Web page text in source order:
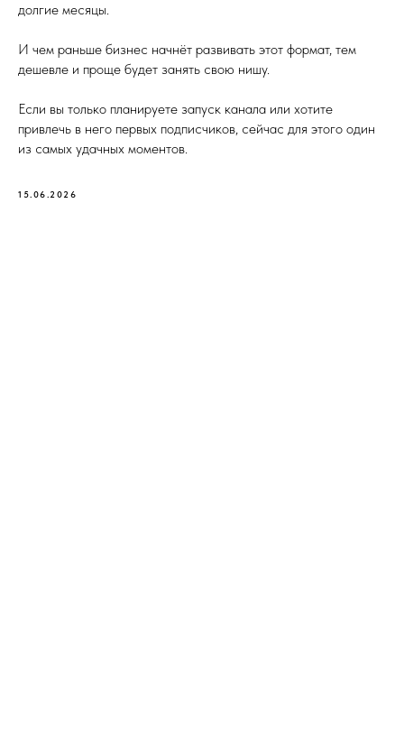
долгие месяцы.
И чем раньше бизнес начнёт развивать этот формат, тем
дешевле и проще будет занять свою нишу.
Если вы только планируете запуск канала или хотите
привлечь в него первых подписчиков, сейчас для этого один
из самых удачных моментов.
15.06.2026